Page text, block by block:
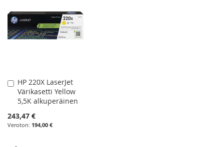
HP 220X LaserJet
Värikasetti Yellow
5,5K alkuperäinen
243,47 €
194,00 €
Lisää
ostoskoriin